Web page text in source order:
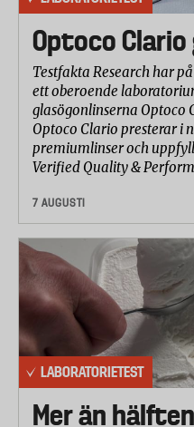
Optoco
Testfakta Research har
ett oberoende
glasögonlinserna Optoco
Optoco Clario presterar i
premiumlinser och
Verified Quality &
7 AUGUSTI
LABORATORIETEST
Mer än